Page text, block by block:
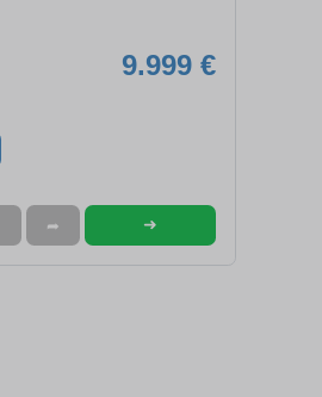
9.999 €
➦ ➜